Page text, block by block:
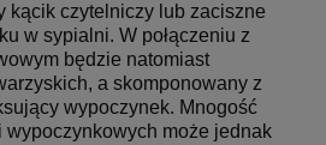
kącik czytelniczy lub zaciszne
w sypialni. W połączeniu z
będzie natomiast
a skomponowany z
wypoczynek. Mnogość
wypoczynkowych może jednak